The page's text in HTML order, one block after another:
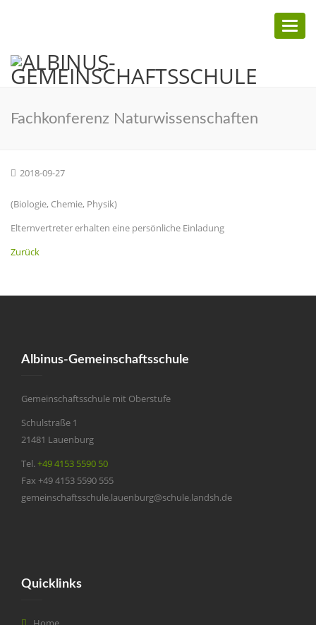
Toggle
Fachkonferenz Naturwissenschaften
2018-09-27
(Biologie, Chemie, Physik)
Elternvertreter erhalten eine persönliche Einladung
Zurück
Albinus-Gemeinschaftsschule
Gemeinschaftsschule mit Oberstufe
Schulstraße 1
21481 Lauenburg
Tel.+49 4153 5590 50
Fax +49 4153 5590 555
gemeinschaftsschule.lauenburg@schule.landsh.de
Quicklinks